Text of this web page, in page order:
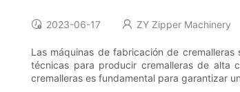
2023-06-17 ZY Zipper Machinery
Las máquinas de fabricación de
técnicas para producir cremalleras de alta
cremalleras es fundamental para garantizar